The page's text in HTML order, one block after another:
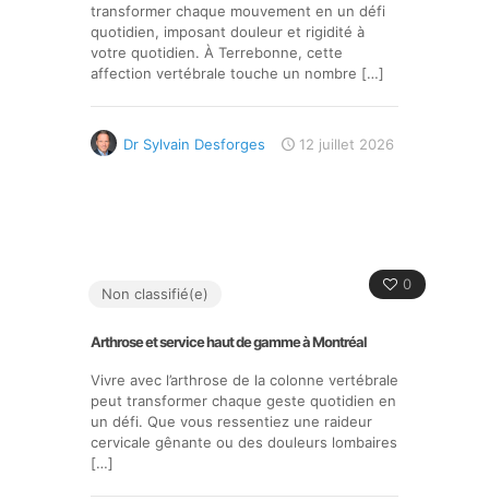
transformer chaque mouvement en un défi
quotidien, imposant douleur et rigidité à
votre quotidien. À Terrebonne, cette
affection vertébrale touche un nombre […]
Dr Sylvain Desforges 12 juillet 2026
0
Non classifié(e)
Arthrose et service haut de gamme à Montréal
Vivre avec l’arthrose de la colonne vertébrale
peut transformer chaque geste quotidien en
un défi. Que vous ressentiez une raideur
cervicale gênante ou des douleurs lombaires
[…]